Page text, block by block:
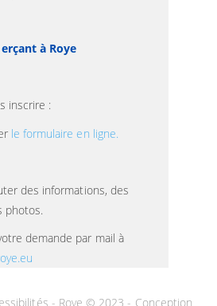
à Roye
inscrire :
le formulaire en ligne.
des informations, des
photos.
demande par mail à
- Roye © 2023 - Conception